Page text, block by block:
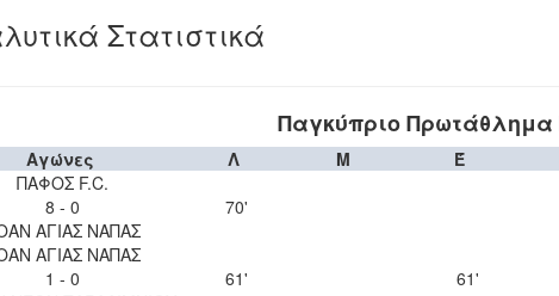
Στατιστικά
Παγκύπριο Πρωτάθλημα
Αγώνες Λ Μ
Έ
ΠΑΦΟΣ F.C.
8 - 0
ΑΓΙΑΣ ΝΑΠΑΣ
70'
ΑΓΙΑΣ ΝΑΠΑΣ
1 - 0
61' 61'